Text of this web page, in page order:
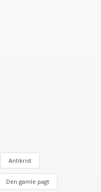
Antikrist
Den gamle pagt